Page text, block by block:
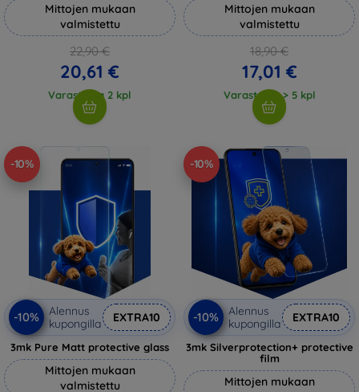
Mittojen mukaan
valmistettu
22,90 €
20,61 €
Varastossa 2 kpl
Mittojen mukaan
valmistettu
18,90 €
17,01 €
Varastossa > 5 kpl
-10%
-10%
Alennus
kupongilla
EXTRA10
3mk Pure Matt protective glass
Mittojen mukaan
valmistettu
-10%
-10%
Alennus
kupongilla
EXTRA10
3mk Silverprotection+ protective
film
Mittojen mukaan